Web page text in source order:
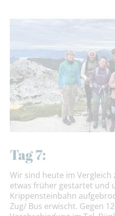
Tag 7:
Wir sind heute im Vergleich
etwas früher gestartet und
Krippensteinbahn
Zug/ Bus erwischt. Gegen